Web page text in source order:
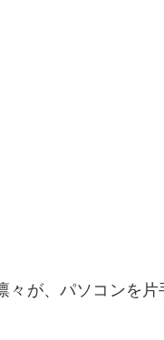
が、パソコンを片